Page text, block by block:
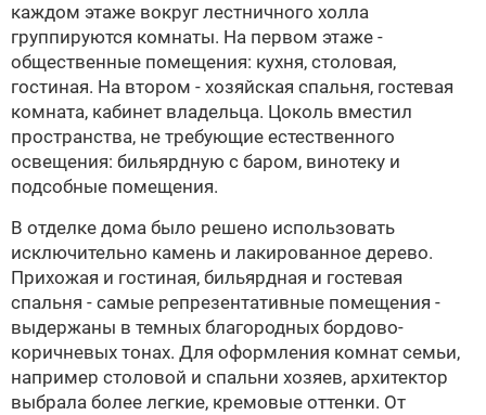
каждом этаже вокруг лестничного холла
группируются комнаты. На первом этаже -
общественные помещения: кухня, столовая,
гостиная. На втором - хозяйская спальня, гостевая
комната, кабинет владельца. Цоколь вместил
пространства, не требующие естественного
освещения: бильярдную с баром, винотеку и
подсобные помещения.
В отделке дома было решено использовать
исключительно камень и лакированное дерево.
Прихожая и гостиная, бильярдная и гостевая
спальня - самые репрезентативные помещения -
выдержаны в темных благородных бордово-
коричневых тонах. Для оформления комнат семьи,
например столовой и спальни хозяев, архитектор
выбрала более легкие, кремовые оттенки. От